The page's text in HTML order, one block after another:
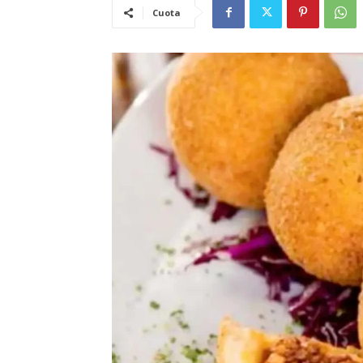
Cuota